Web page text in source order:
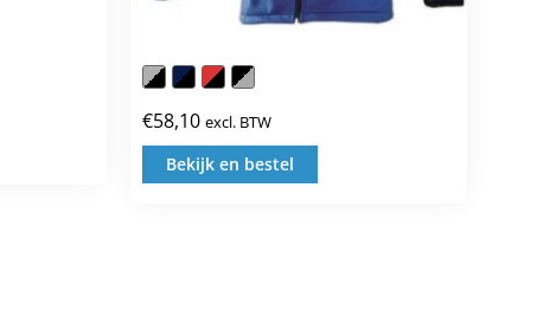
€58,10 excl. BTW
Bekijk en bestel
Dit